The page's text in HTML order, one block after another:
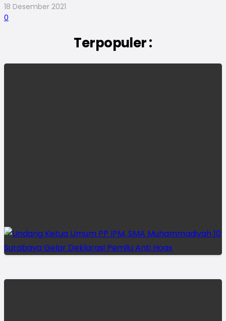
18 Desember 2021
0
Terpopuler :